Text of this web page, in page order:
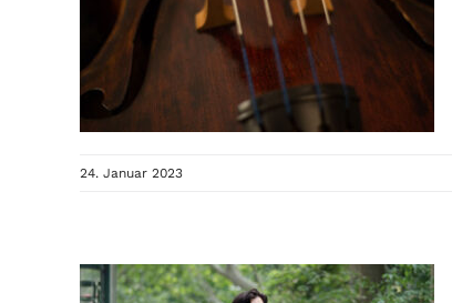
24. Januar 2023